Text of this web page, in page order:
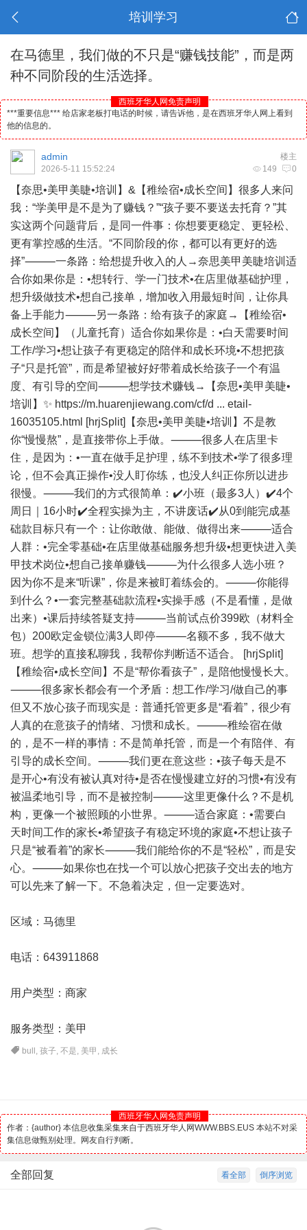
培训学习
在马德里，我们做的不只是“赚钱技能”，而是两
种不同阶段的生活选择。
西班牙华人网免责声明
***重要信息*** 给店家老板打电话的时候，请告诉他，是在西班牙华人网上看到
他的信息的。
楼主
admin
149 0
2026-5-11 15:52:24
【奈思•美甲美睫•培训】&【稚绘宿•成长空间】很多人来问
我：“学美甲是不是为了赚钱？”“孩子要不要送去托育？”其
实这两个问题背后，是同一件事：你想要更稳定、更轻松、
更有掌控感的生活。“不同阶段的你，都可以有更好的选
择”⸻一条路：给想提升收入的人→奈思美甲美睫培训适
合你如果你是：•想转行、学一门技术•在店里做基础护理，
想升级做技术•想自己接单，增加收入用最短时间，让你具
备上手能力⸻另一条路：给有孩子的家庭→【稚绘宿•
成长空间】（儿童托育）适合你如果你是：•白天需要时间
工作/学习•想让孩子有更稳定的陪伴和成长环境•不想把孩
子“只是托管”，而是希望被好好带着成长给孩子一个有温
度、有引导的空间⸻想学技术赚钱→【奈思•美甲美睫•
培训】✨ https://m.huarenjiewang.com/cf/d ... etail-
16035105.html [hrjSplit]【奈思•美甲美睫•培训】不是教
你“慢慢熬”，是直接带你上手做。⸻很多人在店里卡
住，是因为：•一直在做手足护理，练不到技术•学了很多理
论，但不会真正操作•没人盯你练，也没人纠正你所以进步
很慢。⸻我们的方式很简单：✔️小班（最多3人）✔️4个
周日｜16小时✔️全程实操为主，不讲废话✔️从0到能完成基
础款目标只有一个：让你敢做、能做、做得出来⸻适合
人群：•完全零基础•在店里做基础服务想升级•想更快进入美
甲技术岗位•想自己接单赚钱⸻为什么很多人选小班？
因为你不是来“听课”，你是来被盯着练会的。⸻你能得
到什么？•一套完整基础款流程•实操手感（不是看懂，是做
出来）•课后持续答疑支持⸻当前试点价399欧（材料全
包）200欧定金锁位满3人即停⸻名额不多，我不做大
班。想学的直接私聊我，我帮你判断适不适合。 [hrjSplit]
【稚绘宿•成长空间】不是“帮你看孩子”，是陪他慢慢长大。
⸻很多家长都会有一个矛盾：想工作/学习/做自己的事
但又不放心孩子而现实是：普通托管更多是“看着”，很少有
人真的在意孩子的情绪、习惯和成长。⸻稚绘宿在做
的，是不一样的事情：不是简单托管，而是一个有陪伴、有
引导的成长空间。⸻我们更在意这些：•孩子每天是不
是开心•有没有被认真对待•是否在慢慢建立好的习惯•有没有
被温柔地引导，而不是被控制⸻这里更像什么？不是机
构，更像一个被照顾的小世界。⸻适合家庭：•需要白
天时间工作的家长•希望孩子有稳定环境的家庭•不想让孩子
只是“被看着”的家长⸻我们能给你的不是“轻松”，而是安
心。⸻如果你也在找一个可以放心把孩子交出去的地方
可以先来了解一下。不急着决定，但一定要选对。
区域： 马德里
电话：643911868
用户类型：商家
服务类型：美甲
bull ,孩子,不是, 美甲 , 成长
西班牙华人网免责声明
作者：{author} 本信息收集采集来自于西班牙华人网WWW.BBS.EUS 本站不对采
集信息做甄别处理。网友自行判断。
倒序浏览
看全部
全部回复